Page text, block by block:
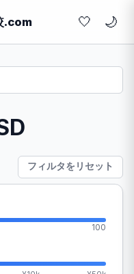
.com 🤍
フィルタをリセット
100